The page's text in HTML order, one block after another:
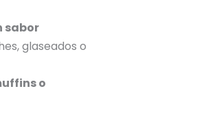
sabor
glaseados o
o